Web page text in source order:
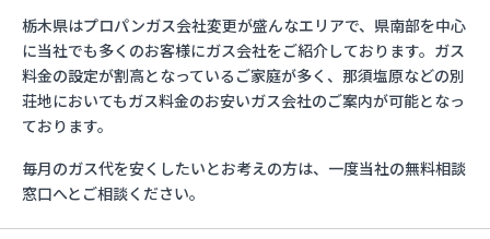
フジオックス株式会社 宇都宮営業所
マイシティプロパンガス
ミライフ株式会社 大田原店
烏山プロパン株式会社
烏山通運株式会社プロパンガス
益田屋プロパン有限会社
横川食販株式会社 一里販売所
横川食販株式会社一里販売所
栃木県はプロパンガス会社変更が盛んなエリアで、県南部を中心
に当社でも多くのお客様にガス会社をご紹介しております。ガス
料金の設定が割高となっているご家庭が多く、那須塩原などの別
荘地においてもガス料金のお安いガス会社のご案内が可能となっ
ております。
毎月のガス代を安くしたいとお考えの方は、一度当社の無料相談
窓口へとご相談ください。